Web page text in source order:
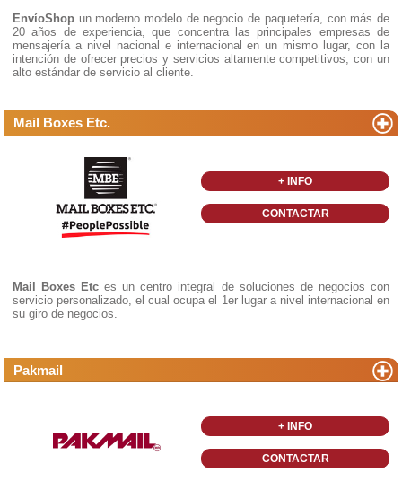
EnvíoShop un moderno modelo de negocio de paquetería, con más de
20 años de experiencia, que concentra las principales empresas de
mensajería a nivel nacional e internacional en un mismo lugar, con la
intención de ofrecer precios y servicios altamente competitivos, con un
alto estándar de servicio al cliente.
Mail Boxes Etc.
+ INFO
CONTACTAR
Mail Boxes Etc es un centro integral de soluciones de negocios con
servicio personalizado, el cual ocupa el 1er lugar a nivel internacional en
su giro de negocios.
Pakmail
+ INFO
CONTACTAR